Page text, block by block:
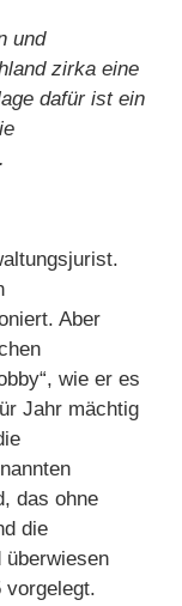
und
zirka eine
dafür ist ein
Aber
wie er es
Jahr mächtig
das ohne
die
überwiesen
vorgelegt.